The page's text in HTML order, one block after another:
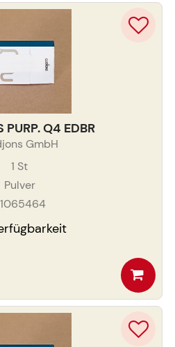
PURP. Q4 EDBR
GmbH
1 St
Pulver